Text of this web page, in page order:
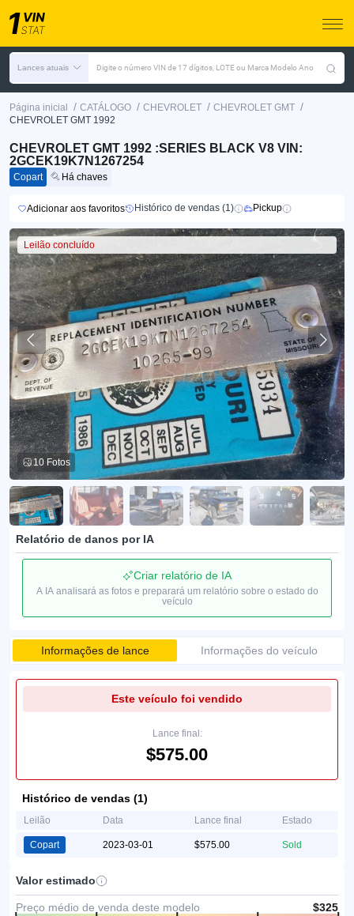
Lances atuais Digite o número VIN de 17 dígitos, LOTE ou Marca Modelo Ano
Página inicial / CATÁLOGO / CHEVROLET / CHEVROLET GMT /
CHEVROLET GMT 1992
CHEVROLET GMT 1992 :SERIES BLACK V8 VIN:
2GCEK19K7N1267254
Copart Há chaves
Adicionar aos favoritos Histórico de vendas (1) Pickup
Leilão concluído
10 Fotos
Relatório de danos por IA
Criar relatório de IA
A IA analisará as fotos e preparará um relatório sobre o estado do
veículo
Informações de lance Informações do veículo
Este veículo foi vendido
Lance final:
$575.00
Histórico de vendas (1)
Leilão Data Lance final Estado
Copart 2023-03-01 $575.00 Sold
Valor estimado
Preço médio de venda deste modelo $325